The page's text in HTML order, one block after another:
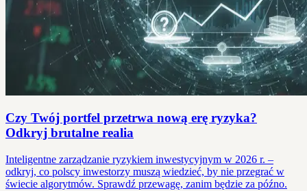
Czy Twój portfel przetrwa nową erę ryzyka?
Odkryj brutalne realia
Inteligentne zarządzanie ryzykiem inwestycyjnym w 2026 r. –
odkryj, co polscy inwestorzy muszą wiedzieć, by nie przegrać w
świecie algorytmów. Sprawdź przewagę, zanim będzie za późno.